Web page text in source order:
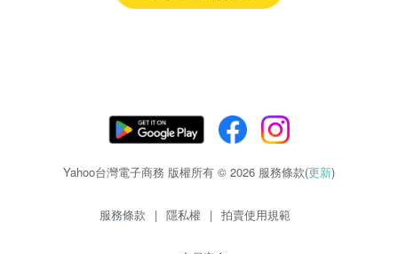
Yahoo台灣電子商務 版權所有 © 2026 服務條款(更新)
服務條款 | 隱私權 | 拍賣使用規範